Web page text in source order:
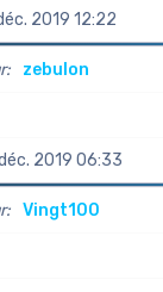
2019 12:22
zebulon
2019 06:33
Vingt100